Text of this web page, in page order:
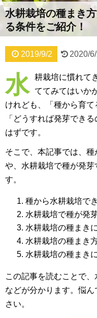
水耕栽培の種まき
る条件をご紹介！
2019/9/2 2020/
水 耕栽培に慣れて
ててみてはいか
けれども、「種から育て
「どうすれば発芽でき
はずです。
そこで、本記事では、
や、水耕栽培で種が発芽
す。
種から水耕栽培で
水耕栽培で種が発
水耕栽培の種まき
水耕栽培の種まき
水耕栽培の種まき
この記事を読むことで
などが分かります。悩
さい。